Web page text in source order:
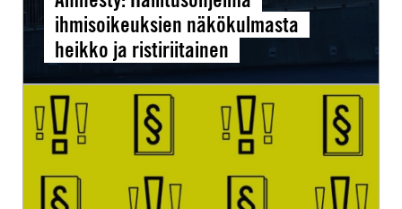
ihmisoikeuksien näkökulmasta
heikko ja ristiriitainen
Amnesty:
Avoin
Orpon
hallitukselle